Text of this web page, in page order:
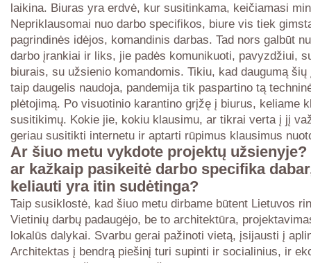
laikina. Biuras yra erdvė, kur susitinkama, keičiamasi
Nepriklausomai nuo darbo specifikos, biure vis tiek
pagrindinės idėjos, komandinis darbas. Tad nors galbūt
darbo įrankiai ir liks, jie padės komunikuoti, pavyzdžiui,
biurais, su užsienio komandomis. Tikiu, kad daugumą
taip daugelis naudoja, pandemija tik paspartino tą
plėtojimą. Po visuotinio karantino grįžę į biurus, keliame
susitikimų. Kokie jie, kokiu klausimu, ar tikrai verta į jį
geriau susitikti internetu ir aptarti rūpimus klausimus
Ar šiuo metu vykdote projektų užsienyje?
ar kažkaip pasikeitė darbo specifika
keliauti yra itin sudėtinga?
Taip susiklostė, kad šiuo metu dirbame būtent Lietuvos
Vietinių darbų padaugėjo, be to architektūra,
lokalūs dalykai. Svarbu gerai pažinoti vietą, įsijausti į
Architektas į bendrą piešinį turi supinti ir socialinius, ir